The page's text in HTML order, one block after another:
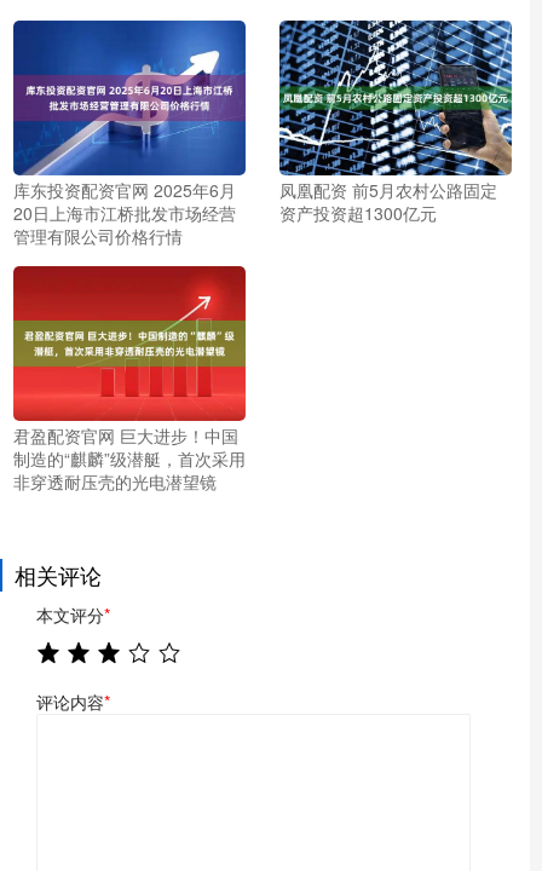
库东投资配资官网 2025年6月
20日上海市江桥批发市场经营
管理有限公司价格行情
凤凰配资 前5月农村公路固定
资产投资超1300亿元
君盈配资官网 巨大进步！中国
制造的“麒麟”级潜艇，首次采用
非穿透耐压壳的光电潜望镜
相关评论
本文评分*
评论内容*